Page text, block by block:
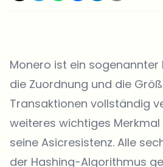
Monero ist ein sogenannter
die Zuordnung und die
Transaktionen vollständig
weiteres wichtiges
seine Asicresistenz. Alle
der Hashing-Algorithmus